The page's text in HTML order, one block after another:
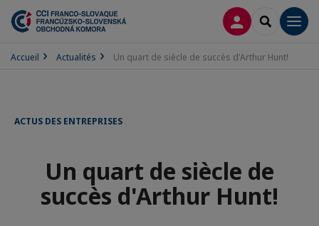
CONNEXION
Accueil Actualités Un quart de siècle de succès d'Arthur Hunt!
ACTUS DES ENTREPRISES
Un quart de siècle de
succès d'Arthur Hunt!